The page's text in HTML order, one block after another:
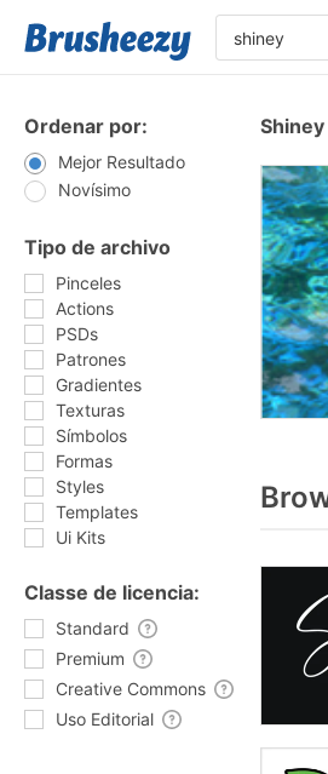
Ordenar por:
Mejor Resultado
Novísimo
Tipo de archivo
Pinceles
Actions
PSDs
Patrones
Gradientes
Texturas
Símbolos
Formas
Styles
Templates
Ui Kits
Classe de licencia:
Standard
Premium
Creative Commons
Uso Editorial